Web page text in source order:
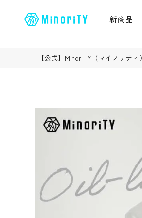
新商品
【公式】MinoriTY（マイノリティ）